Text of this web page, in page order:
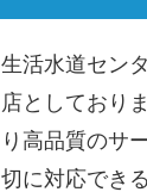
生活水道セン
店としており
り高品質のサ
切に対応でき